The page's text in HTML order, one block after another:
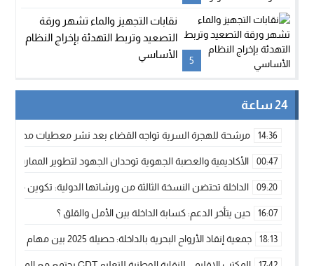
5
نقابات التجهيز والماء تشهر ورقة
التصعيد وتربط التهدئة بإخراج النظام
الأساسي
24 ساعة
14:36 مرشحة للهجرة السرية تواجه القضاء بعد نشر معطيات مضللة
00:47 الأكاديمية والعصبة الجهوية توحدان الجهود لتطوير الممارسة
09:20 الداخلة تحتضن النسخة الثالثة من ورشاتها الدولية: تكوين
16:07 حين يتأخر الدعم: كسابة الداخلة بين الأمل والقلق ؟
18:13 جمعية إنقاذ الأرواح البحرية بالداخلة: حصيلة 2025 بين مهام الإنقاذ ومشروع “دار البحار”